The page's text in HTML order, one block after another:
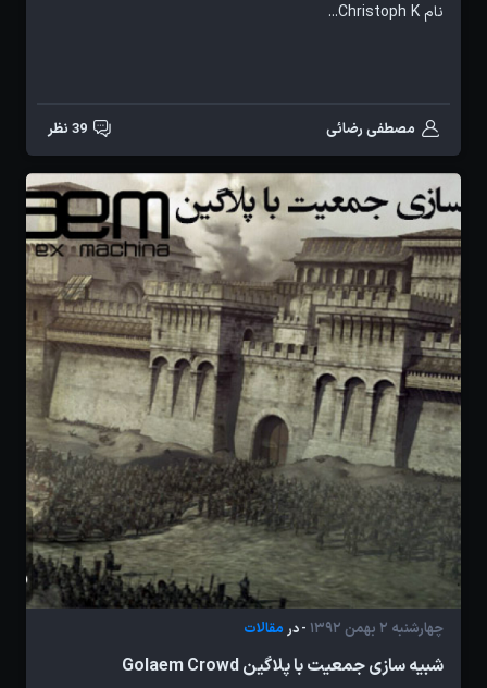
نام Christoph K...
مصطفی رضائی 39 نظر
چهارشنبه 2 بهمن 1392 - در مقالات
شبیه سازی جمعیت با پلاگین Golaem Crowd